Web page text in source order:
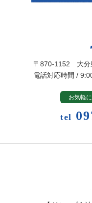
〒870-1152 大分
電話対応時間 /
お気軽
tel